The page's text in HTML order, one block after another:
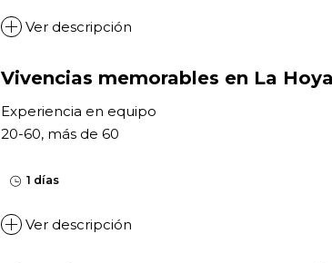
Ver descripción
Vivencias memorables en La
Experiencia en equipo
20-60, más de 60
1 días
Ver descripción